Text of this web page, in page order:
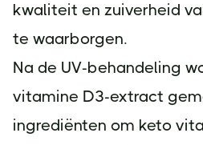
kwaliteit en zuiverheid
te waarborgen.
Na de UV-behandeling
vitamine D3-extract
ingrediënten om keto